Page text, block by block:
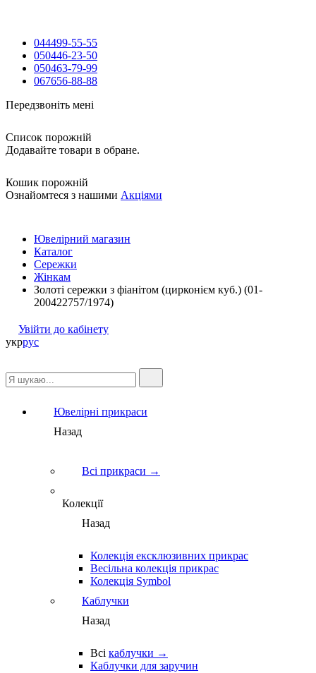
044499-55-55
050446-23-50
050463-79-99
067656-88-88
Передзвоніть мені
Список порожній
Додавайте товари в обране.
Кошик порожній
Ознайомтеся з нашими Акціями
Ювелірний магазин
Каталог
Сережки
Жінкам
Золоті сережки з фіанітом (цирконієм куб.) (01-
200422757/1974)
Увійти до кабінету
укррус
Ювелірні прикраси
Назад
Всі прикраси →
Колекції
Назад
Колекція ексклюзивних прикрас
Весільна колекція прикрас
Колекція Symbol
Каблучки
Назад
Всі каблучки →
Каблучки для заручин